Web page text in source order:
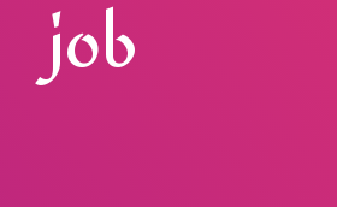
job